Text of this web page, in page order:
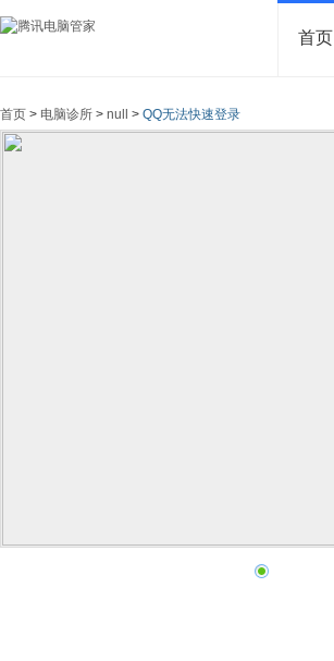
首页
首页 > 电脑诊所 > null > QQ无法快速登录